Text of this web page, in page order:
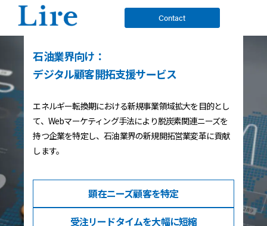
Contact
石油業界向け：
デジタル顧客開拓支援サービス
エネルギー転換期における新規事業領域拡大を目的とし
て、Webマーケティング手法により脱炭素関連ニーズを
持つ企業を特定し、石油業界の新規開拓営業変革に貢献
します。
顕在ニーズ顧客を特定
受注リードタイムを大幅に短縮